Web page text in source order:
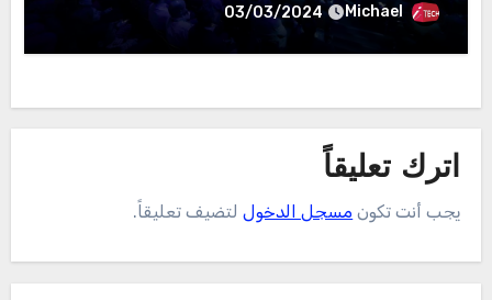
Michael
03/03/2024
اترك تعليقاً
يجب أنت تكون مسجل الدخوللتضيف تعليقاً.